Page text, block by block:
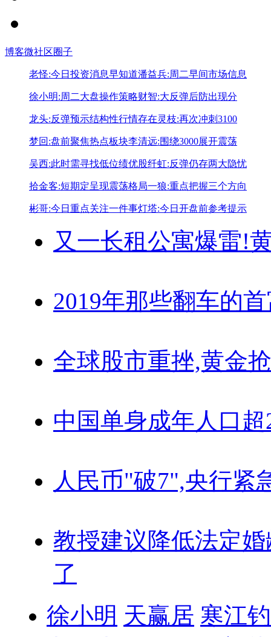
博客微社区圈子
老怪:今日投资消息早知道潘益兵:周二早间市场信息
徐小明:周二大盘操作策略财智:大反弹后防出现分
龙头:反弹预示结构性行情存在灵枝:再次冲刺3100
梦回:盘前聚焦热点板块李清远:围绕3000展开震荡
吴西:此时需寻找低位绩优股纤虹:反弹仍存两大隐忧
拾金客:短期定呈现震荡格局一狼:重点把握三个方向
彬哥:今日重点关注一件事灯塔:今日开盘前参考提示
又一长租公寓爆雷!
2019年那些翻车的
全球股市重挫,黄金
中国单身成年人口超
人民币"破7",央行紧
教授建议降低法定婚
了
徐小明 天赢居 寒江